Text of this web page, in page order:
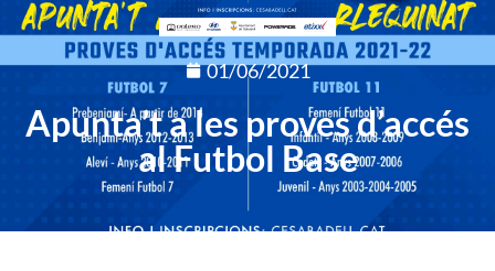
01/06/2021
Apunta’t a les proves d’accés
al Futbol Base